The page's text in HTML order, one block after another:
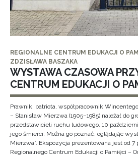
REGIONALNE CENTRUM EDUKACJI O
ZDZISŁAWA BASZAKA
WYSTAWA CZASOWA
CENTRUM EDUKACJI O
Prawnik, patriota, współpracownik
– Stanisław Mierzwa (1905–1985) należał do
przedstawicieli ruchu ludowego. 10
jego śmierci. Można go poznać, oglądając
Mierzwa”. Ekspozycja prezentowana jest od
Regionalnego Centrum Edukacji o Pamięci –